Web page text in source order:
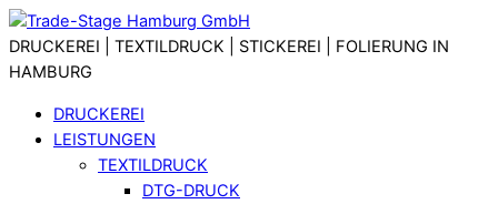
Skip
to
content
Menu
DRUCKEREI | TEXTILDRUCK | STICKEREI | FOLIERUNG IN
HAMBURG
DRUCKEREI
LEISTUNGEN
TEXTILDRUCK
DTG-DRUCK